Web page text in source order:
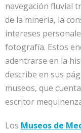
navegación fluvial
de la minería, la
intereses
fotografía. Estos
adentrarse en la
describe en sus
museos, que
escritor
Los Museos de